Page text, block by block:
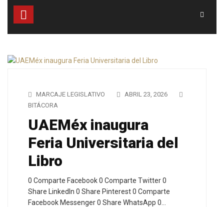
MARCAJE LEGISLATIVO
ABRIL 23, 2026
BITÁCORA
UAEMéx inaugura
Feria Universitaria del
Libro
0 Comparte Facebook 0 Comparte Twitter 0
Share LinkedIn 0 Share Pinterest 0 Comparte
Facebook Messenger 0 Share WhatsApp 0…